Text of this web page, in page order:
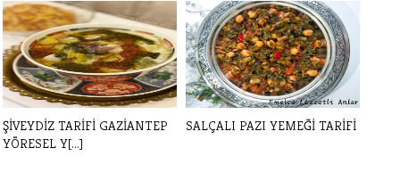
BEZELYE YEMEĞİ TARİFİ
CİĞER KAVURMASI TARİFİ /
PAF CİĞER [...]
ŞİVEYDİZ TARİFİ GAZİANTEP
YÖRESEL Y[...]
SALÇALI PAZI YEMEĞİ TARİFİ